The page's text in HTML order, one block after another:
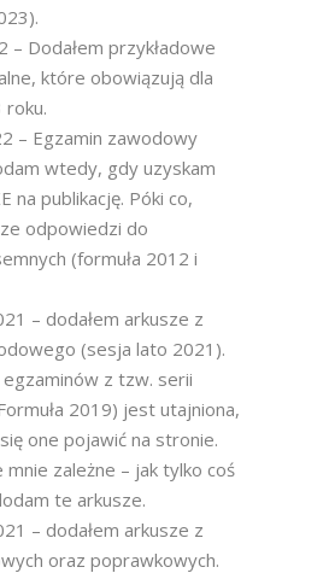
– Dodałem przykładowe
które obowiązują dla
– Egzamin zawodowy
wtedy, gdy uzyskam
na publikację. Póki co,
odpowiedzi do
(formuła 2012 i
– dodałem arkusze z
(sesja lato 2021).
z tzw. serii
2019) jest utajniona,
one pojawić na stronie.
zależne – jak tylko coś
te arkusze.
– dodałem arkusze z
oraz poprawkowych.